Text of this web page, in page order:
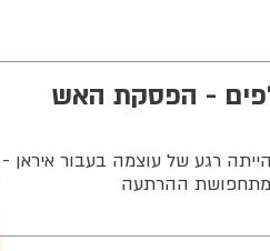
- הפסקת האש
רגע של עוצמה בעבור איראן -
מתחפושת ההרתעה